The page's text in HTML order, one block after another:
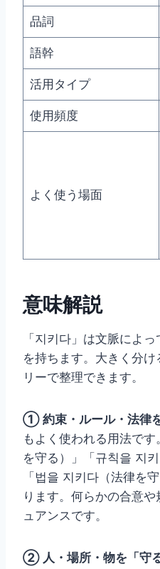
品詞
語幹
活用タイプ
使用頻度
よく使う場面
意味解説
「지키다」は文脈によ
を持ちます。大きく分
リーで整理できます。
① 約束・ルール・法律
もよく使われる用法で
を守る）」「규칙을 지
「법을 지키다（法律を
ります。何らかの合意
ュアンスです。
② 人・場所・物を「守る